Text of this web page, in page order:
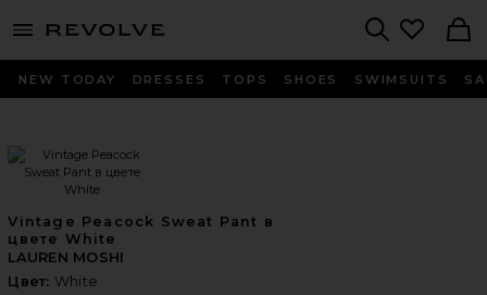
menu - shows more content
NEW TODAY DRESSES TOPS SHOES SWIMSUITS
Vintage Peacock Sweat Pant в
цвете White
LAUREN MOSHI
Цвет: White